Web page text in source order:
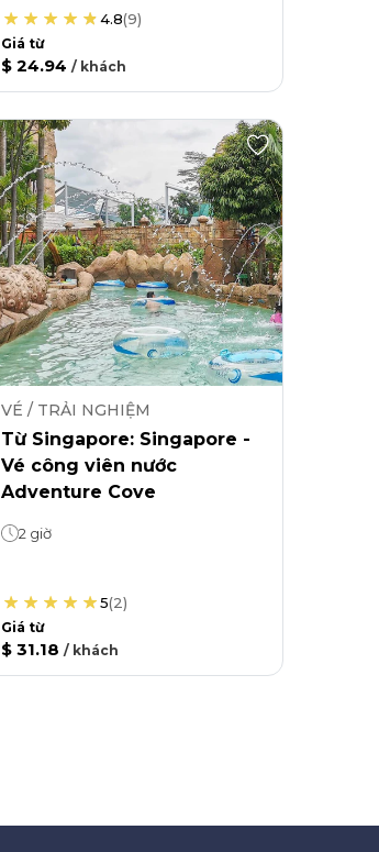
4.8(9)
Giá từ
$ 24.94 / khách
VÉ / TRẢI NGHIỆM
Từ Singapore: Singapore -
Vé công viên nước
Adventure Cove
2 giờ
5(2)
Giá từ
$ 31.18 / khách